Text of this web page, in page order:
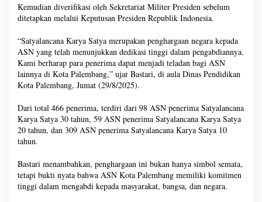
Kemudian diverifikasi oleh Sekretariat Militer Presiden sebelum
ditetapkan melalui Keputusan Presiden Republik Indonesia.
“Satyalancana Karya Satya merupakan penghargaan negara kepada
ASN yang telah menunjukkan dedikasi tinggi dalam pengabdiannya.
Kami berharap para penerima dapat menjadi teladan bagi ASN
lainnya di Kota Palembang,” ujar Bastari, di aula Dinas Pendidikan
Kota Palembang, Jumat (29/8/2025).
Dari total 466 penerima, terdiri dari 98 ASN penerima Satyalancana
Karya Satya 30 tahun, 59 ASN penerima Satyalancana Karya Satya
20 tahun, dan 309 ASN penerima Satyalancana Karya Satya 10
tahun.
Bastari menambahkan, penghargaan ini bukan hanya simbol semata,
tetapi bukti nyata bahwa ASN Kota Palembang memiliki komitmen
tinggi dalam mengabdi kepada masyarakat, bangsa, dan negara.